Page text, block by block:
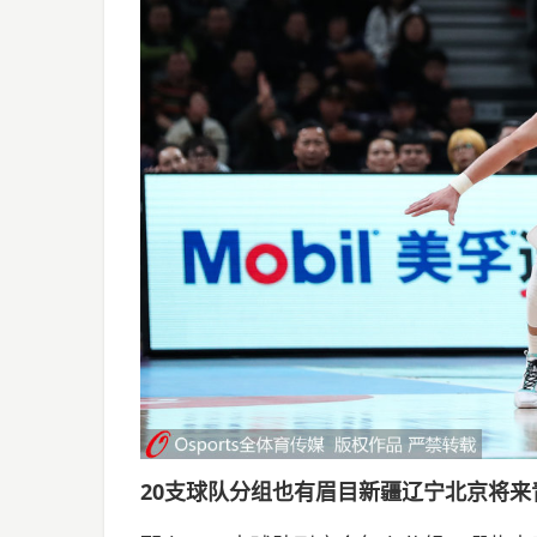
20支球队分组也有眉目新疆辽宁北京将来